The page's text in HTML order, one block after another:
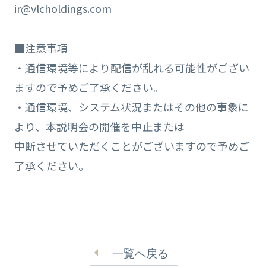
ir@vlcholdings.com
■注意事項
・通信環境等により配信が乱れる可能性がござい
ますので予めご了承ください。
・通信環境、システム状況またはその他の事象に
より、本説明会の開催を中止または
中断させていただくことがございますので予めご
了承ください。
一覧へ戻る